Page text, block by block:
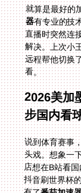
就算是最好的
器有专业的技
直播时突然
解决。上次
远程帮他切
看。
2026美加
步国内看
说到体育赛事
头戏。想象一
店想在B站看
抖音刷世界杯